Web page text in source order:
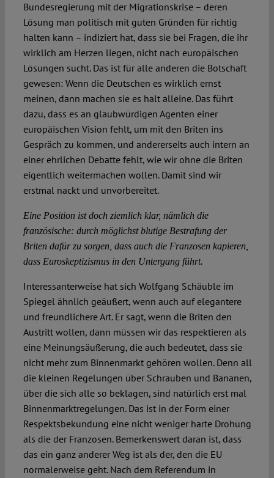
Bundesregierung mit der Migrationskrise – deren
Lösung man politisch mit guten Gründen für richtig
halten kann – indiziert hat, dass sie bei Fragen, die ihr
wirklich am Herzen liegen, nicht nach europäischen
Lösungen sucht. Das ist für alle anderen die Botschaft
gewesen: Wenn die Deutschen es wirklich ernst
meinen, dann machen sie es halt alleine. Das führt
dazu, dass es an glaubwürdigen Agenten einer
europäischen Vision fehlt, um mit den Briten ins
Gespräch zu kommen, und andererseits auch intern an
einer ehrlichen Debatte fehlt, wie wir ohne die Briten
eigentlich weitermachen wollen. Damit sind wir
erstmal nackt und unvorbereitet.
Eine Position ist doch ziemlich klar, nämlich die
französische: durch möglichst blutige Bestrafung der
Briten dafür zu sorgen, dass auch die Franzosen kapieren,
dass Euroskeptizismus in den Untergang führt.
Interessanterweise hat sich Wolfgang Schäuble im
Spiegel ähnlich geäußert, wenn auch auf elegantere
und freundlichere Art. Er sagt, wenn die Briten den
Austritt wollen, dann müssen wir das respektieren als
eine Meinungsäußerung, die auch bedeutet, dass sie
nicht mehr zum Binnenmarkt gehören wollen. Denn all
die kleinen Regelungen über Schrauben und Bananen,
über die sich alle so beklagen, sind natürlich erst mal
Binnenmarktregelungen. Das ist in der Form einer
Respektsbekundung eine nicht weniger harte Drohung
als die der Franzosen. Bemerkenswert daran ist, dass
das ein ganz anderer Weg ist als der, den die EU
normalerweise geht. Nach dem Referendum in